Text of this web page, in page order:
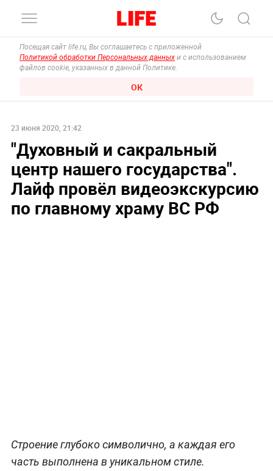
Посещая сайт life.ru, Вы соглашаетесь с приложенной
Политикой обработки Персональных данных и с использованием
файлов cookie, указанных в данной Политике.
ОК
23 июня 2020, 21:42
"Духовный и сакральный
центр нашего государства".
Лайф провёл видеоэкскурсию
по главному храму ВС РФ
Строение глубоко символично, а каждая его
часть выполнена в уникальном стиле.